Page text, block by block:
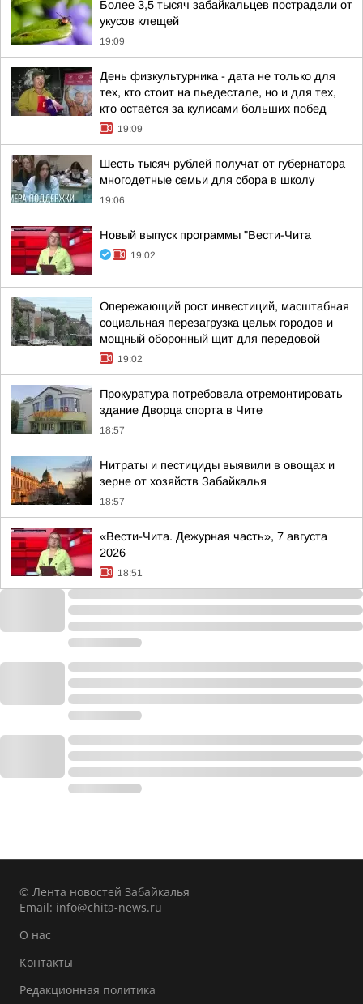
Более 3,5 тысяч забайкальцев пострадали от
укусов клещей
19:09
День физкультурника - дата не только для
тех, кто стоит на пьедестале, но и для тех,
кто остаётся за кулисами больших побед
19:09
Шесть тысяч рублей получат от губернатора
многодетные семьи для сбора в школу
19:06
Новый выпуск программы "Вести-Чита
19:02
Опережающий рост инвестиций, масштабная
социальная перезагрузка целых городов и
мощный оборонный щит для передовой
19:02
Прокуратура потребовала отремонтировать
здание Дворца спорта в Чите
18:57
Нитраты и пестициды выявили в овощах и
зерне от хозяйств Забайкалья
18:57
«Вести-Чита. Дежурная часть», 7 августа
2026
18:51
© Лента новостей Забайкалья
Email: info@chita-news.ru
О нас
Контакты
Редакционная политика